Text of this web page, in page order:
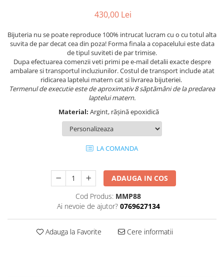
430,00 Lei
Bijuteria nu se poate reproduce 100% intrucat lucram cu o cu totul alta
suvita de par decat cea din poza! Forma finala a copacelului este data
de tipul suviteti de par trimise.
Dupa efectuarea comenzii veti primi pe e-mail detalii exacte despre
ambalare si transportul incluziunilor. Costul de transport include atat
ridicarea laptelui matern cat si livrarea bijuteriei.
Termenul de executie este de aproximativ 8 săptămâni de la predarea
laptelui matern.
Material: Argint, rășină epoxidică
LA COMANDA
ADAUGA IN COS
Cod Produs: MMP88
Ai nevoie de ajutor? 0769627134
Adauga la Favorite Cere informatii